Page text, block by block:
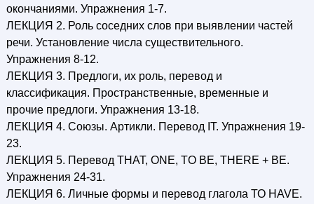
окончаниями. Упражнения 1-7.
ЛЕКЦИЯ 2. Роль соседних слов при выявлении частей
речи. Установление числа существительного.
Упражнения 8-12.
ЛЕКЦИЯ 3. Предлоги, их роль, перевод и
классификация. Пространственные, временные и
прочие предлоги. Упражнения 13-18.
ЛЕКЦИЯ 4. Союзы. Артикли. Перевод IT. Упражнения 19-
23.
ЛЕКЦИЯ 5. Перевод THAT, ONE, TO BE, THERE + BE.
Упражнения 24-31.
ЛЕКЦИЯ 6. Личные формы и перевод глагола ТО HAVE.